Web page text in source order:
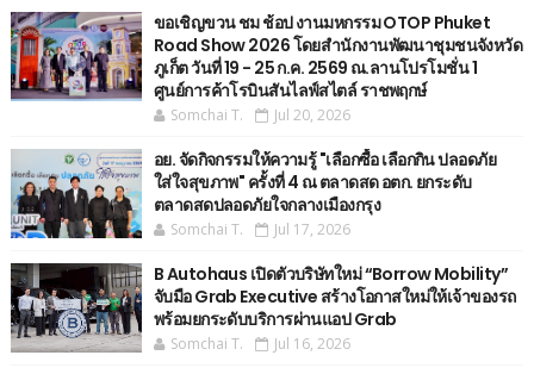
ขอเชิญขวน ชม ช้อป งานมหกรรม OTOP Phuket
Road Show 2026 โดยสำนักงานพัฒนาชุมชนจังหวัด
ภูเก็ต วันที่ 19 - 25 ก.ค. 2569 ณ.ลานโปรโมชั่น 1
ศูนย์การค้าโรบินสันไลฟ์สไตล์ ราชพฤกษ์
Somchai T. Jul 20, 2026
อย. จัดกิจกรรมให้ความรู้ "เลือกซื้อ เลือกกิน ปลอดภัย
ใส่ใจสุขภาพ" ครั้งที่ 4 ณ ตลาดสด อตก. ยกระดับ
ตลาดสดปลอดภัยใจกลางเมืองกรุง
Somchai T. Jul 17, 2026
B Autohaus เปิดตัวบริษัทใหม่ “Borrow Mobility”
จับมือ Grab Executive สร้างโอกาสใหม่ให้เจ้าของรถ
พร้อมยกระดับบริการผ่านแอป Grab
Somchai T. Jul 16, 2026